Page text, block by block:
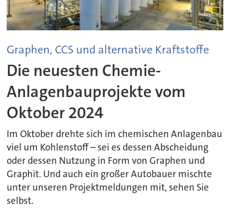
Graphen, CCS und alternative Kraftstoffe
Die neuesten Chemie-
Anlagenbauprojekte vom
Oktober 2024
Im Oktober drehte sich im chemischen Anlagenbau
viel um Kohlenstoff – sei es dessen Abscheidung
oder dessen Nutzung in Form von Graphen und
Graphit. Und auch ein großer Autobauer mischte
unter unseren Projektmeldungen mit, sehen Sie
selbst.